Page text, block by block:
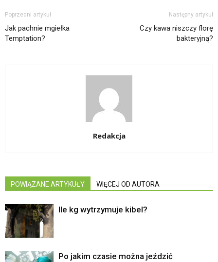
Poprzedni artykuł
Jak pachnie mgiełka
Temptation?
Następny artykuł
Czy kawa niszczy florę
bakteryjną?
Redakcja
POWIĄZANE ARTYKUŁY WIĘCEJ OD AUTORA
Ile kg wytrzymuje kibel?
Po jakim czasie można jeździć